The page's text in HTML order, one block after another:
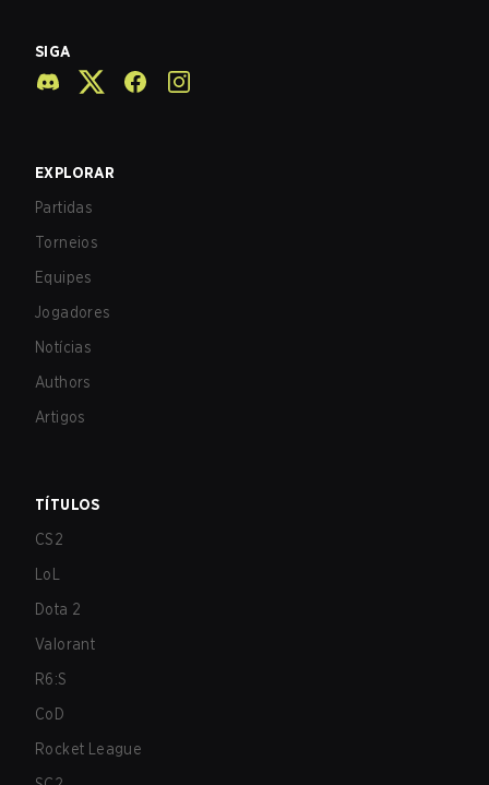
SIGA
EXPLORAR
Partidas
Torneios
Equipes
Jogadores
Notícias
Authors
Artigos
TÍTULOS
CS2
LoL
Dota 2
Valorant
R6:S
CoD
Rocket League